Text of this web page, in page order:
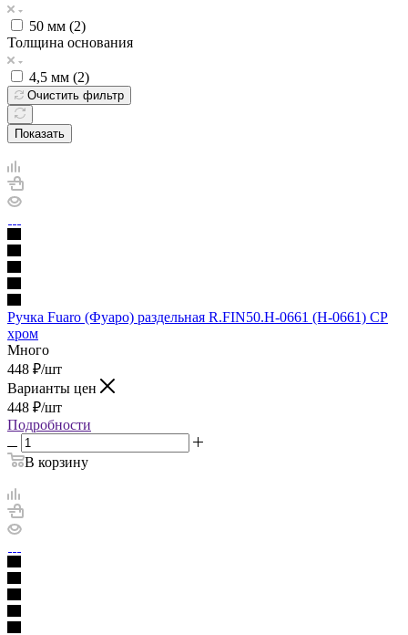
50 мм (2)
Толщина основания
4,5 мм (2)
Очистить фильтр
Показать
Ручка Fuaro (Фуаро) раздельная R.FIN50.H-0661 (H-0661) СP
хром
Много
448 ₽/шт
Варианты цен
448 ₽/шт
Подробности
В корзину